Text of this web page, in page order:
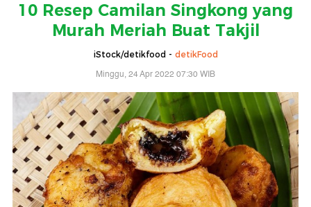
10 Resep Camilan Singkong yang
Murah Meriah Buat Takjil
iStock/detikfood - detikFood
Minggu, 24 Apr 2022 07:30 WIB